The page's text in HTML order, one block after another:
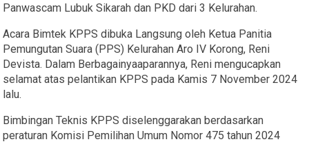
Panwascam Lubuk Sikarah dan PKD dari 3 Kelurahan.
Acara Bimtek KPPS dibuka Langsung oleh Ketua Panitia
Pemungutan Suara (PPS) Kelurahan Aro IV Korong, Reni
Devista. Dalam Berbagainyaaparannya, Reni mengucapkan
selamat atas pelantikan KPPS pada Kamis 7 November 2024
lalu.
Bimbingan Teknis KPPS diselenggarakan berdasarkan
peraturan Komisi Pemilihan Umum Nomor 475 tahun 2024